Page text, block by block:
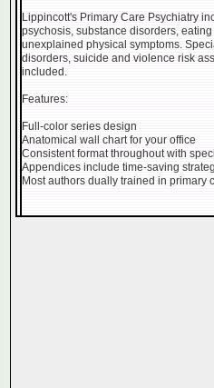
Lippincott's Primary Care Psychiatry
psychosis, substance disorders,
unexplained physical symptoms.
disorders, suicide and violence risk
included.
Features:
Full-color series design
Anatomical wall chart for your office
Consistent format throughout with
Appendices include time-saving
Most authors dually trained in primary